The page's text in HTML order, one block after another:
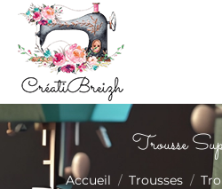
Trousse
Vous êtes ici :
Accueil Trousses